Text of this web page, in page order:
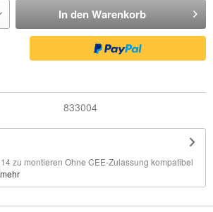
In den Warenkorb
833004
zu montieren Ohne CEE-Zulassung kompatibel
mehr